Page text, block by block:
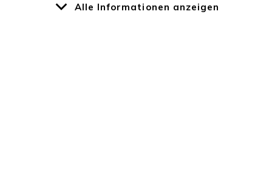
Alle Informationen anzeigen